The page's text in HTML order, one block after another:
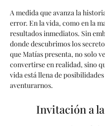
A medida que avanza la
error. En la vida, como en la
resultados inmediatos. Sin
donde descubrimos los
que Matías presenta, no solo
convertirse en realidad, sino
vida está llena de
aventurarnos.
Invitación a